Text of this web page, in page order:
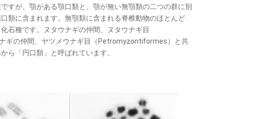
すが、顎がある顎口類と、顎が無い無顎類の二つの群に別
類に含まれます。無顎類に含まれる脊椎動物のほとんど
石種です。ヌタウナギの仲間、ヌタウナギ目
ギの仲間、ヤツメウナギ目（Petromyzontiformes）と共
ら「円口類」と呼ばれています。